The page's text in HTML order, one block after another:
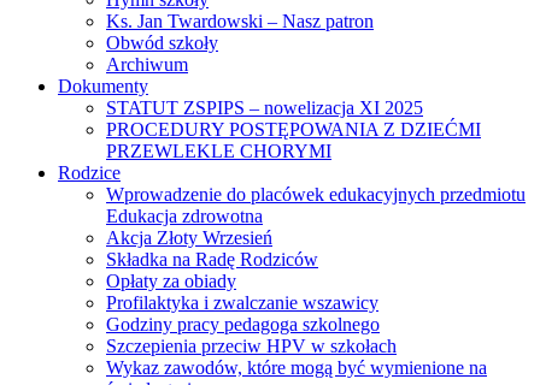
Ks. Jan Twardowski – Nasz patron
Obwód szkoły
Archiwum
Dokumenty
STATUT ZSPIPS – nowelizacja XI 2025
PROCEDURY POSTĘPOWANIA Z DZIEĆMI
PRZEWLEKLE CHORYMI
Rodzice
Wprowadzenie do placówek edukacyjnych przedmiotu
Edukacja zdrowotna
Akcja Złoty Wrzesień
Składka na Radę Rodziców
Opłaty za obiady
Profilaktyka i zwalczanie wszawicy
Godziny pracy pedagoga szkolnego
Szczepienia przeciw HPV w szkołach
Wykaz zawodów, które mogą być wymienione na